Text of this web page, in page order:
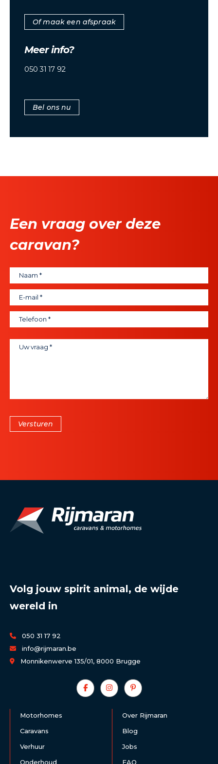
Of maak een afspraak
Meer info?
050 31 17 92
Bel ons nu
Een vraag over deze
caravan?
Versturen
Volg jouw spirit animal, de wijde
wereld in
050 31 17 92
info@rijmaran.be
Monnikenwerve 135/01, 8000 Brugge
Motorhomes
Caravans
Verhuur
Onderhoud
Over Rijmaran
Blog
Jobs
FAQ